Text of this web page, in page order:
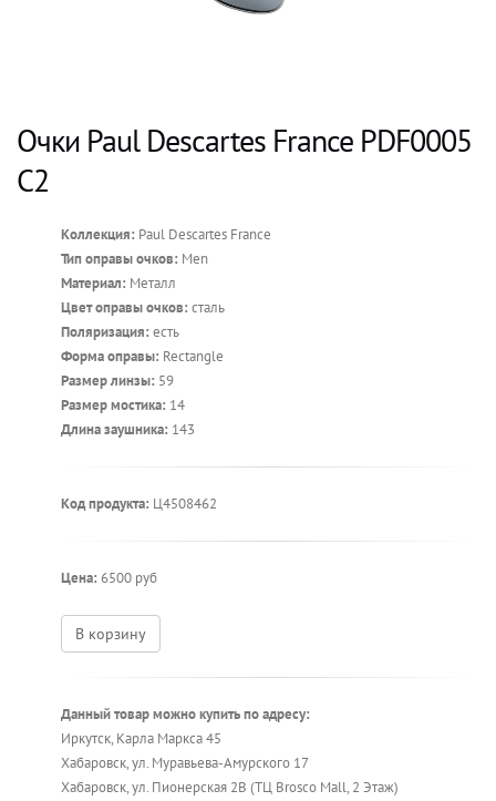
Очки Paul Descartes France PDF0005
C2
Коллекция: Paul Descartes France
Тип оправы очков: Men
Материал: Металл
Цвет оправы очков: сталь
Поляризация: есть
Форма оправы: Rectangle
Размер линзы: 59
Размер мостика: 14
Длина заушника: 143
Код продукта: Ц4508462
Цена: 6500 руб
В корзину
Данный товар можно купить по адресу:
Иркутск, Карла Маркса 45
Хабаровск, ул. Муравьева-Амурского 17
Хабаровск, ул. Пионерская 2В (ТЦ Brosco Mall, 2 Этаж)